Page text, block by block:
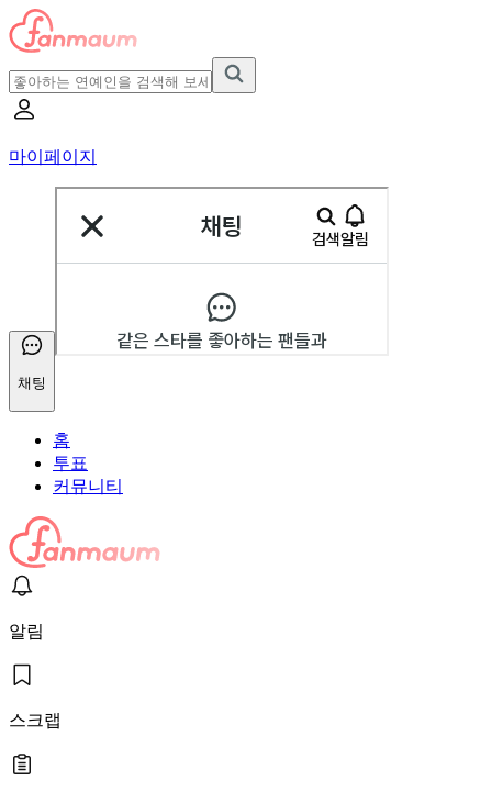
마이페이지
채팅
홈
투표
커뮤니티
알림
스크랩